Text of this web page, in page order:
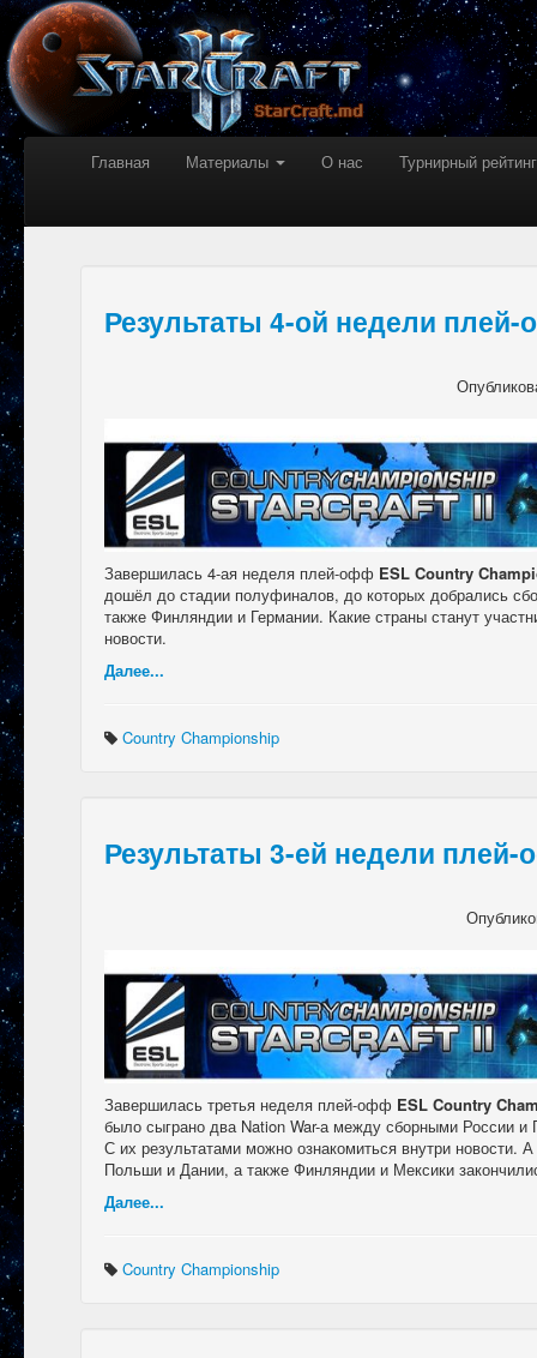
Главная Материалы О нас Турнирный рейтинг
Результаты 4-ой недели плей-
Завершилась 4-ая неделя плей-офф ESL Country
дошёл до стадии полуфиналов, до которых добрались
также Финляндии и Германии. Какие страны станут
новости.
Далее...
Country Championship
Результаты 3-ей недели плей-
Завершилась третья неделя плей-офф ESL Country
было сыграно два Nation War-а между сборными России и
С их результатами можно ознакомиться внутри новости.
Польши и Дании, а также Финляндии и Мексики
Далее...
Country Championship